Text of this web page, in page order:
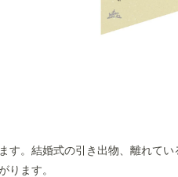
す。結婚式の引き出物、離れて
ります。